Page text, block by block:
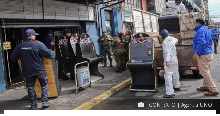
CONTEXTO | Agencia UNO